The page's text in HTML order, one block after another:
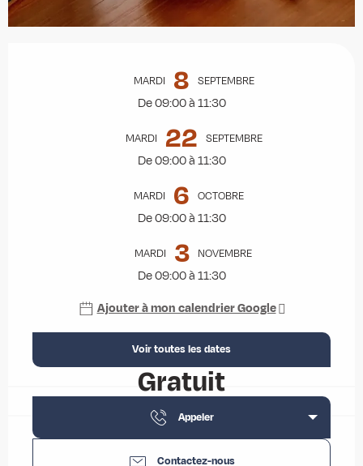
MARDI 8 SEPTEMBRE
De 09:00 à 11:30
MARDI 22 SEPTEMBRE
De 09:00 à 11:30
MARDI 6 OCTOBRE
De 09:00 à 11:30
MARDI 3 NOVEMBRE
De 09:00 à 11:30
Ajouter à mon calendrier Google
Voir toutes les dates
Gratuit
Appeler
Contactez-nous